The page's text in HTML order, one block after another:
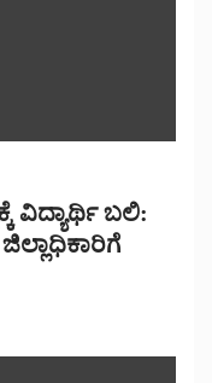
ವಿದ್ಯಾರ್ಥಿ ಬಲಿ:
ಜಿಲ್ಲಾಧಿಕಾರಿಗೆ